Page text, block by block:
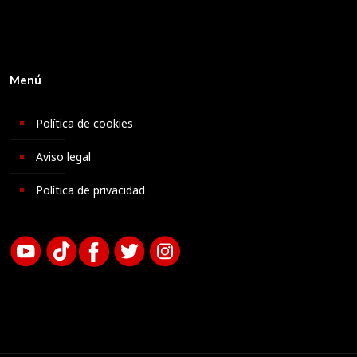
Menú
Política de cookies
Aviso legal
Política de privacidad